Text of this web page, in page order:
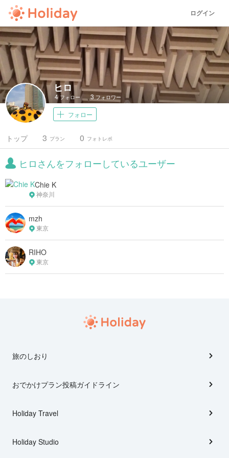
ログイン
ヒロ
4フォロー 3 フォロワー
フォロー
トップ プラン
3 フォトレポ
0
ヒロさんをフォローしているユーザー
Chie K
神奈川
mzh
東京
RIHO
東京
旅のしおり
おでかけプラン投稿ガイドライン
Holiday Travel
Holiday Studio